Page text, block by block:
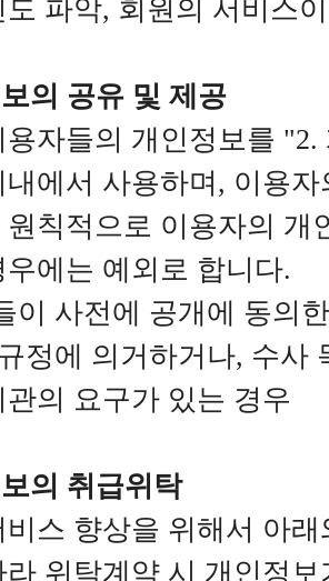
도 파악, 회원의 서비스
의 공유 및 제공
용자들의 개인정보를
에서 사용하며, 이용
원칙적으로 이용자의
에는 예외로 합니다.
이 사전에 공개에 동의
정에 의거하거나, 수사
의 요구가 있는 경우
의 취급위탁
비스 향상을 위해서 아
라 위탁계약 시 개인정